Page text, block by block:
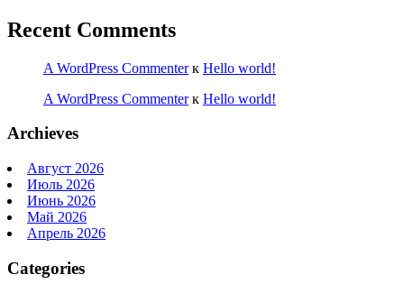
Recent Comments
A WordPress Commenterк Hello world!
A WordPress Commenterк Hello world!
Archieves
Август 2026
Июль 2026
Июнь 2026
Май 2026
Апрель 2026
Categories